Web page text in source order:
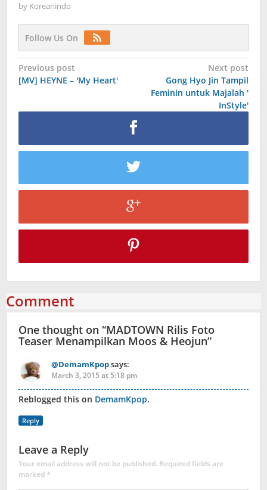
by Koreanindo
Follow Us On
Post
navigation
Previous post
[MV] HEYNE – 'My Heart'
Next post
Gong Hyo Jin Tampil
Feminin untuk Majalah '
InStyle'
Comment
One thought on “MADTOWN Rilis Foto
Teaser Menampilkan Moos & Heojun”
@DemamKpopsays:
March 3, 2015 at 5:18 pm
Reblogged this on DemamKpop.
Reply
Leave a Reply
Your email address will not be published. Required fields are
marked*